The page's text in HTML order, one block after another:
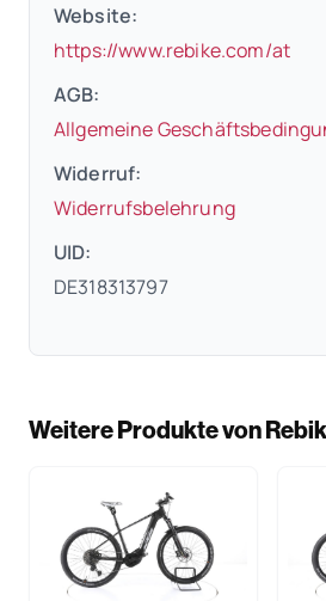
Website:
https://www.rebike.com/at
AGB:
Allgemeine
Widerruf:
Widerrufsbelehrung(öffnet in
UID:
DE318313797
Weitere Produkte von